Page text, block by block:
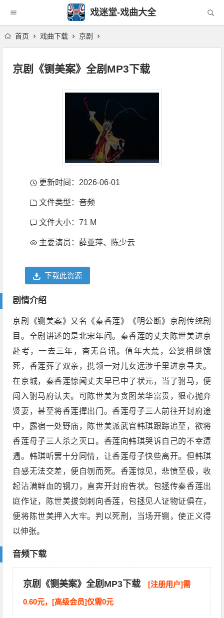
戏迷堂-戏曲大全
首页 戏曲下载 京剧
京剧《铡美案》全剧MP3下载
更新时间：2026-06-01
文件类型：音频
文件大小：71 M
主要演员：薛亚萍、陈少云
下载此资源
剧情介绍
京剧《铡美案》又名《秦香莲》《明公断》京剧传统剧
目。全剧讲述的是北宋年间。秦香莲的丈夫陈世美进京
赴考，一去三年，杳无音讯。值年大荒，公婆相继饿
死，香莲葬了双亲，携领一对儿女远涉千里进京寻夫。
在京城，秦香莲惊闻丈夫早已中了状元，当了驸马，便
闯入驸马府认夫。可陈世美为贪图荣华富贵，狠心抛弃
贤妻，甚至将香莲撵出门。香莲母子三人前往开封府途
中，露宿一处野庙，陈世美派武官韩琪跟踪追至，欲将
香莲母子三人杀之灭口。香莲向韩琪哭诉自己的不幸遭
遇。韩琪听罢十分同情，让香莲母子快些离开。但韩琪
自感无法交差，便自刎而死。香莲惊见，悲愤至极，收
起沾满鲜血的钢刀，直奔开封府告状。包拯传秦香莲出
庭作证，陈世美拔剑刺向香莲，包拯见人证物证俱在，
便将陈世美押入大牢。判以死刑，当场开铡，使正义得
以伸张。
音频下载
京剧《铡美案》全剧MP3下载 [注册用户]需
0.60元，[高级会员]仅需0元